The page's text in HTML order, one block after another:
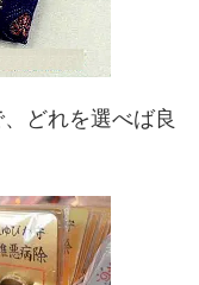
どれを選べば良